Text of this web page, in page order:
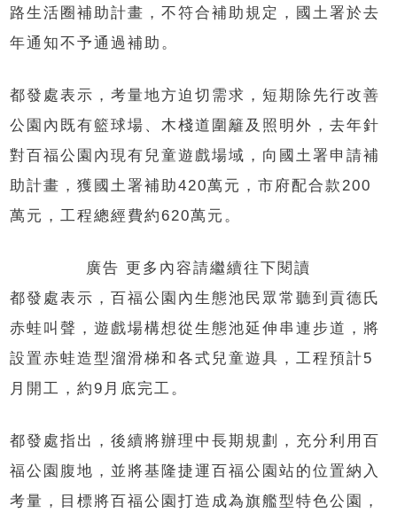
路生活圈補助計畫，不符合補助規定，國土署於去
年通知不予通過補助。
都發處表示，考量地方迫切需求，短期除先行改善
公園內既有籃球場、木棧道圍籬及照明外，去年針
對百福公園內現有兒童遊戲場域，向國土署申請補
助計畫，獲國土署補助420萬元，市府配合款200
萬元，工程總經費約620萬元。
廣告 更多內容請繼續往下閱讀
都發處表示，百福公園內生態池民眾常聽到貢德氏
赤蛙叫聲，遊戲場構想從生態池延伸串連步道，將
設置赤蛙造型溜滑梯和各式兒童遊具，工程預計5
月開工，約9月底完工。
都發處指出，後續將辦理中長期規劃，充分利用百
福公園腹地，並將基隆捷運百福公園站的位置納入
考量，目標將百福公園打造成為旗艦型特色公園，